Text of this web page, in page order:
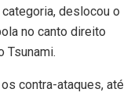
deslocou o
no canto direito
Tsunami.
contra-ataques, até